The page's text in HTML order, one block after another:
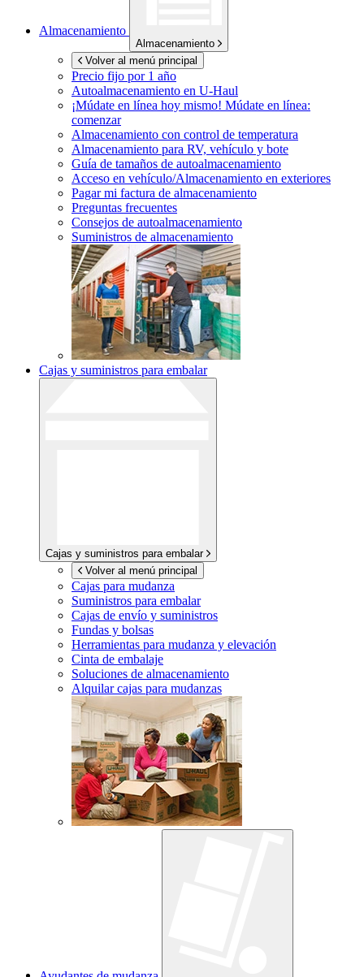
Almacenamiento
Almacenamiento
Volver al menú principal
Precio fijo por 1 año
Autoalmacenamiento en U-Haul
¡Múdate en línea hoy mismo! Múdate en línea:
comenzar
Almacenamiento con control de temperatura
Almacenamiento para RV, vehículo y bote
Guía de tamaños de autoalmacenamiento
Acceso en vehículo/Almacenamiento en exteriores
Pagar mi factura de almacenamiento
Preguntas frecuentes
Consejos de autoalmacenamiento
Suministros de almacenamiento
Cajas y suministros para embalar
Cajas y suministros para embalar
Volver al menú principal
Cajas para mudanza
Suministros para embalar
Cajas de envío y suministros
Fundas y bolsas
Herramientas para mudanza y elevación
Cinta de embalaje
Soluciones de almacenamiento
Alquilar cajas para mudanzas